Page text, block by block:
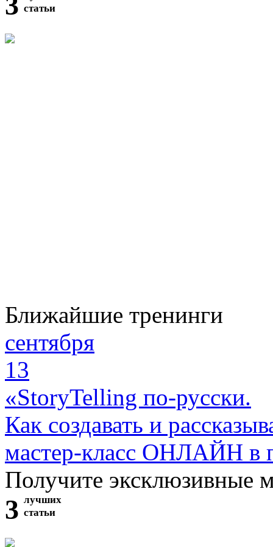
статьи
Ближайшие тренинги
сентября
13
«StoryTelling по-русски.
Как создавать и
мастер-класс ОНЛАЙН в
Получите эксклюзивные
3 лучших
статьи